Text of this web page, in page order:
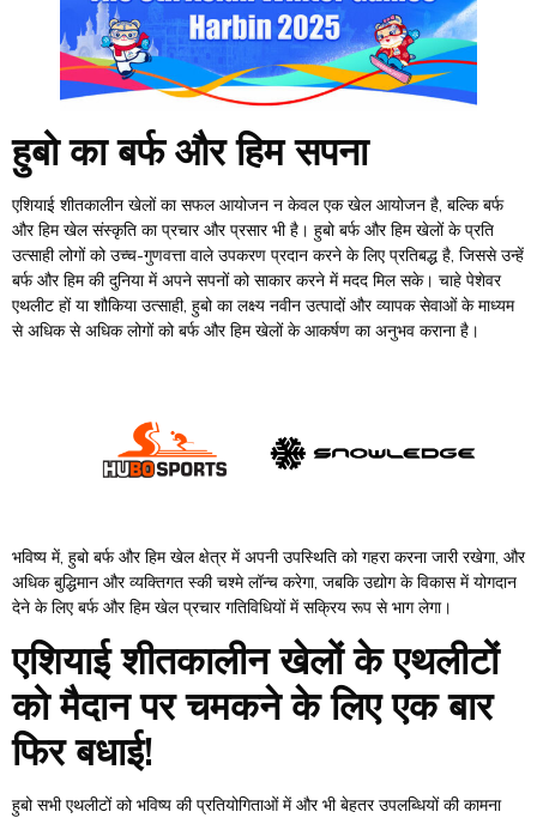
हुबो का बर्फ और हिम सपना
एशियाई शीतकालीन खेलों का सफल आयोजन न केवल एक खेल आयोजन है, बल्कि बर्फ
और हिम खेल संस्कृति का प्रचार और प्रसार भी है। हुबो बर्फ और हिम खेलों के प्रति
उत्साही लोगों को उच्च-गुणवत्ता वाले उपकरण प्रदान करने के लिए प्रतिबद्ध है, जिससे उन्हें
बर्फ और हिम की दुनिया में अपने सपनों को साकार करने में मदद मिल सके। चाहे पेशेवर
एथलीट हों या शौकिया उत्साही, हुबो का लक्ष्य नवीन उत्पादों और व्यापक सेवाओं के माध्यम
से अधिक से अधिक लोगों को बर्फ और हिम खेलों के आकर्षण का अनुभव कराना है।
भविष्य में, हुबो बर्फ और हिम खेल क्षेत्र में अपनी उपस्थिति को गहरा करना जारी रखेगा, और
अधिक बुद्धिमान और व्यक्तिगत स्की चश्मे लॉन्च करेगा, जबकि उद्योग के विकास में योगदान
देने के लिए बर्फ और हिम खेल प्रचार गतिविधियों में सक्रिय रूप से भाग लेगा।
एशियाई शीतकालीन खेलों के एथलीटों
को मैदान पर चमकने के लिए एक बार
फिर बधाई!
हुबो सभी एथलीटों को भविष्य की प्रतियोगिताओं में और भी बेहतर उपलब्धियों की कामना